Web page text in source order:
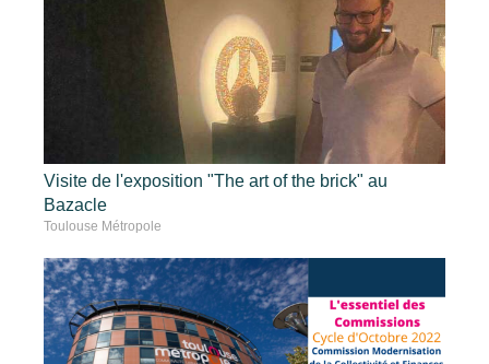
Visite de l'exposition "The art of the brick" au
Bazacle
Toulouse Métropole